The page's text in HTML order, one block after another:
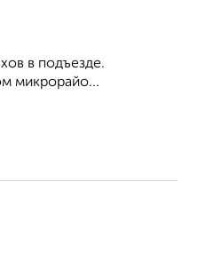
в подъезде.
микрорайо...